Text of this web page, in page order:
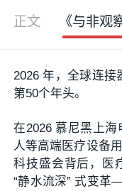
正文 《与非观
2026 年，全球连接
第50个年头。
在2026 慕尼黑上
人等高端医疗设备
科技盛会背后，医
“静水流深” 式变革